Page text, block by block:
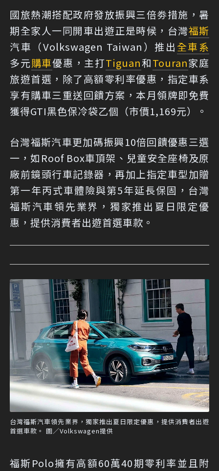
國旅熱潮搭配政府發放振興三倍劵措施，暑
期全家人一同開車出遊正是時候，台灣福斯
汽車（Volkswagen Taiwan）推出 全車系
多元購車優惠，主打Tiguan和Touran家庭
旅遊首選，除了高額零利率優惠，指定車系
享有購車三重送回饋方案，本月領牌即免費
獲得GTI黑色保冷袋乙個（市價1,169元）。
台灣福斯汽車更加碼振興10倍回饋優惠三選
一，如Roof Box車頂架、兒童安全座椅及原
廠前鏡頭行車記錄器，再加上指定車型加贈
第一年丙式車體險與第5年延長保固，台灣
福斯汽車領先業界，獨家推出夏日限定優
惠，提供消費者出遊首選車款。
台灣福斯汽車領先業界，獨家推出夏日限定優惠，提供消費者出遊
首選車款。 圖／Volkswagen提供
福斯Polo擁有高額60萬40期零利率並且附